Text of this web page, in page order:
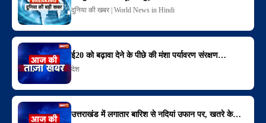
दुनिया की खबर | World News in Hindi
ई20 को बढ़ावा देने के पीछे की मंशा पर्यावरण संरक्षण…
देश
उत्तराखंड में लगातार बारिश से नदियां उफान पर, खतरे के…